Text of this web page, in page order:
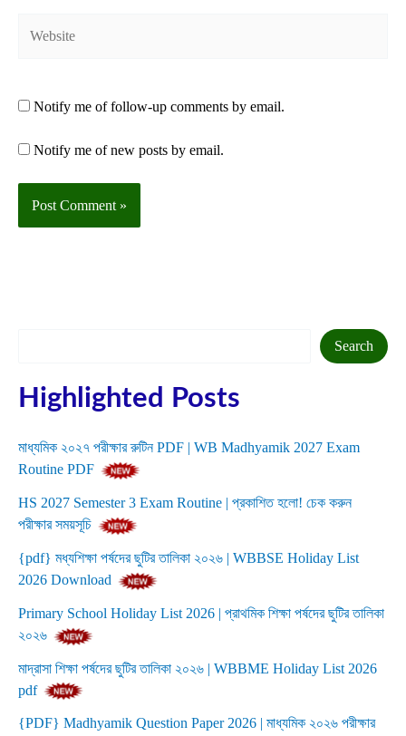
Notify me of follow-up comments by email.
Notify me of new posts by email.
Search
Highlighted Posts
মাধ্যমিক ২০২৭ পরীক্ষার রুটিন PDF | WB Madhyamik 2027 Exam
Routine PDF
HS 2027 Semester 3 Exam Routine | প্রকাশিত হলো! চেক করুন
পরীক্ষার সময়সূচি
{pdf} মধ্যশিক্ষা পর্ষদের ছুটির তালিকা ২০২৬ | WBBSE Holiday List
2026 Download
Primary School Holiday List 2026 | প্রাথমিক শিক্ষা পর্ষদের ছুটির তালিকা
২০২৬
মাদ্রাসা শিক্ষা পর্ষদের ছুটির তালিকা ২০২৬ | WBBME Holiday List 2026
pdf
{PDF} Madhyamik Question Paper 2026 | মাধ্যমিক ২০২৬ পরীক্ষার